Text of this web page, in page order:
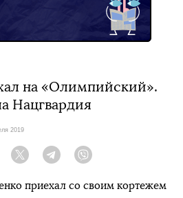
на «Олимпийский».
Нацгвардия
2019
Twitter TelegramViber
приехал со своим кортежем